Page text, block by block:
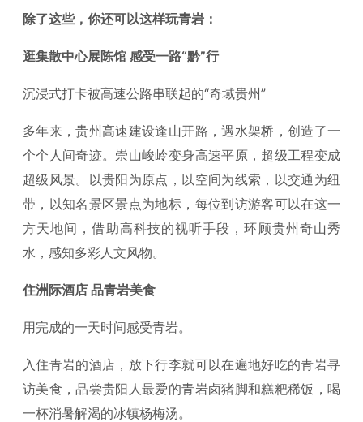
除了这些，你还可以这样玩青岩：
逛集散中心展陈馆 感受一路“黔”行
沉浸式打卡被高速公路串联起的“奇域贵州”
多年来，贵州高速建设逢山开路，遇水架桥，创造了一
个个人间奇迹。崇山峻岭变身高速平原，超级工程变成
超级风景。以贵阳为原点，以空间为线索，以交通为纽
带，以知名景区景点为地标，每位到访游客可以在这一
方天地间，借助高科技的视听手段，环顾贵州奇山秀
水，感知多彩人文风物。
住洲际酒店 品青岩美食
用完成的一天时间感受青岩。
入住青岩的酒店，放下行李就可以在遍地好吃的青岩寻
访美食，品尝贵阳人最爱的青岩卤猪脚和糕粑稀饭，喝
一杯消暑解渴的冰镇杨梅汤。